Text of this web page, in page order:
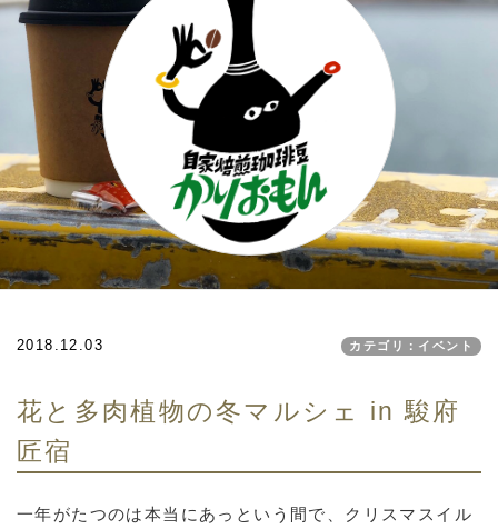
2018.12.03 カテゴリ：イベント
花と多肉植物の冬マルシェ in 駿府
匠宿
一年がたつのは本当にあっという間で、クリスマスイル